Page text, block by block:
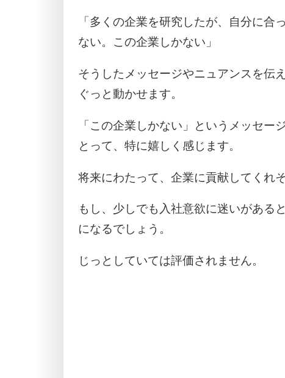
「多くの企業を研究したが、自分に合
ない。この企業しかない」
そうしたメッセージやニュアンスを伝
ぐっと動かせます。
「この企業しかない」というメッセー
とって、特に嬉しく感じます。
将来にわたって、企業に貢献してくれ
もし、少しでも入社意欲に迷いがある
になるでしょう。
じっとしていては評価されません。